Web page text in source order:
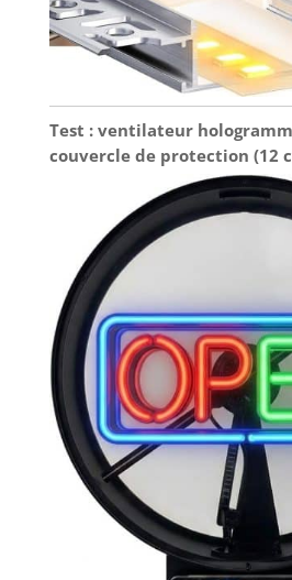
Test : ventilateur
couvercle de protection (12